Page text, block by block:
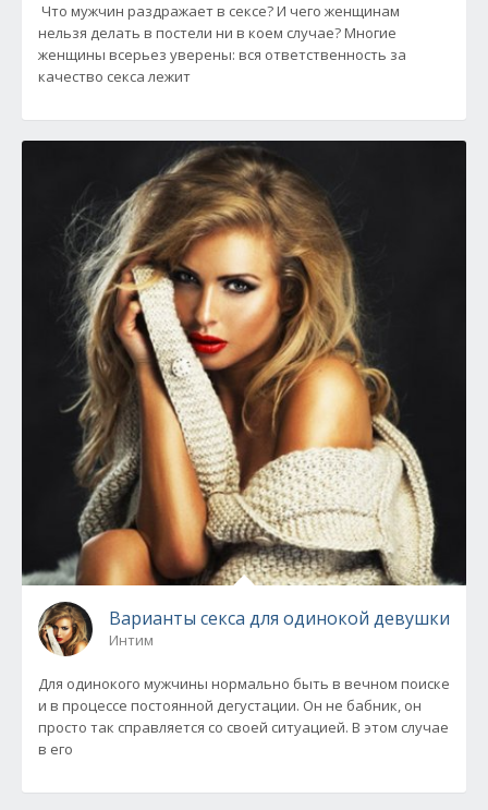
Что мужчин раздражает в сексе? И чего женщинам
нельзя делать в постели ни в коем случае? Многие
женщины всерьез уверены: вся ответственность за
качество секса лежит
Варианты секса для одинокой девушки
Интим
Для одинокого мужчины нормально быть в вечном поиске
и в процессе постоянной дегустации. Он не бабник, он
просто так справляется со своей ситуацией. В этом случае
в его